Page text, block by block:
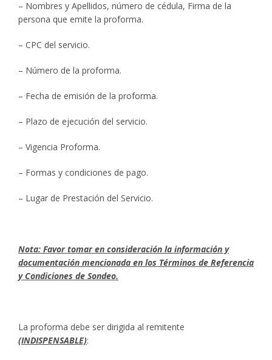
– Nombres y Apellidos, número de cédula, Firma de la
persona que emite la proforma.
– CPC del servicio.
– Número de la proforma.
– Fecha de emisión de la proforma.
– Plazo de ejecución del servicio.
– Vigencia Proforma.
– Formas y condiciones de pago.
– Lugar de Prestación del Servicio.
Nota: Favor tomar en consideración la información y
documentación mencionada en los Términos de Referencia
y Condiciones de Sondeo.
La proforma debe ser dirigida al remitente
(INDISPENSABLE):